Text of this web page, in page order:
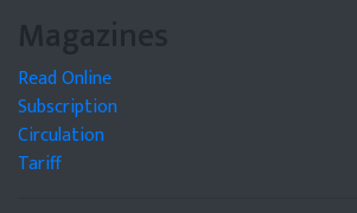
Magazines
Read Online
Subscription
Circulation
Tariff